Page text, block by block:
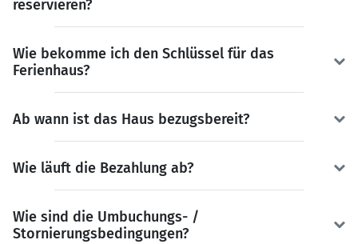
reservieren?
Wie bekomme ich den Schlüssel für das
Ferienhaus?
Ab wann ist das Haus bezugsbereit?
Wie läuft die Bezahlung ab?
Wie sind die Umbuchungs- /
Stornierungsbedingungen?